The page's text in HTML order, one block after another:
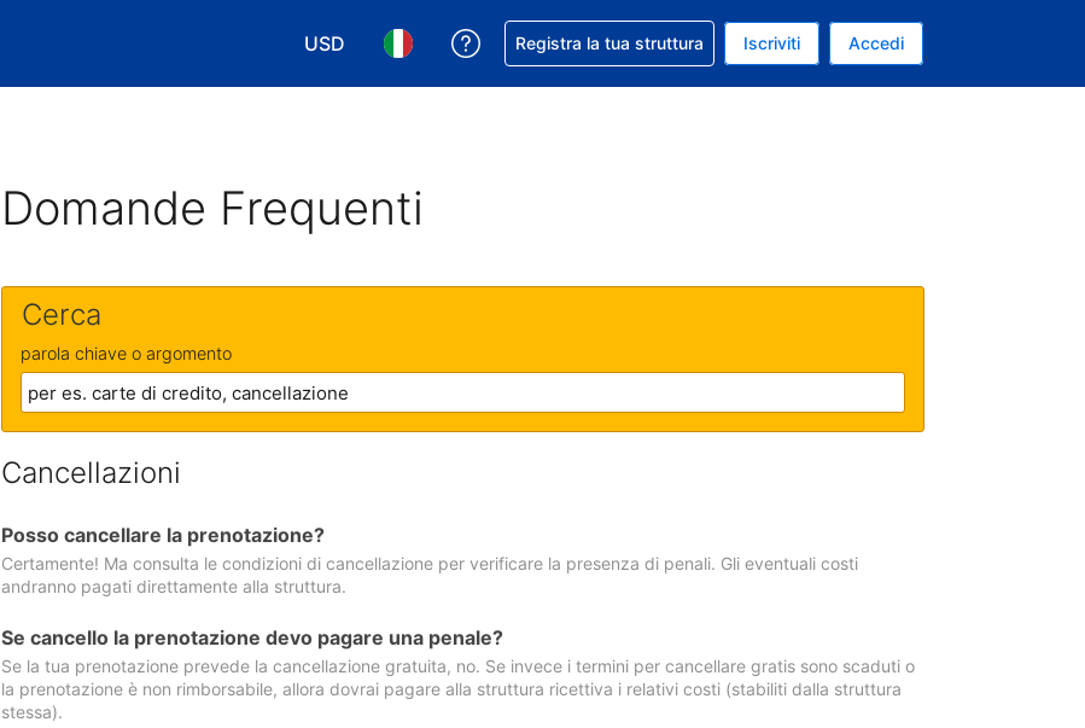
USD
Scegli la tua valuta. Valuta attuale: Dollaro statunitense
Scegli la tua lingua. Lingua attuale: Italiano
Ricevi aiuto con la prenotazione
Registra la tua struttura Iscriviti Accedi
Domande Frequenti
Cerca
parola chiave o argomento
Cancellazioni
Posso cancellare la prenotazione?
Certamente! Ma consulta le condizioni di cancellazione per verificare la presenza di penali. Gli eventuali costi
andranno pagati direttamente alla struttura.
Se cancello la prenotazione devo pagare una penale?
Se la tua prenotazione prevede la cancellazione gratuita, no. Se invece i termini per cancellare gratis sono scaduti o
la prenotazione è non rimborsabile, allora dovrai pagare alla struttura ricettiva i relativi costi (stabiliti dalla struttura
stessa).